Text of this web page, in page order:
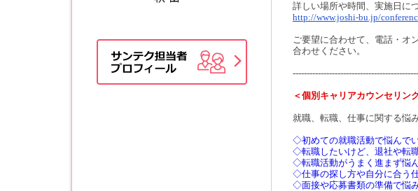
詳しい場所や時間、実施日に
http://www.joshi-bu.jp/
ご要望に合わせて、電話・オ
合わせください。
＜個別キャリアカウンセリン
就職、転職、仕事に関する悩み
◇初めての就職活動で悩んで
◇転職したいけど、退社や転
◇転職活動がうまく進まず悩
◇仕事の探し方や自分に合う
◇面接や応募書類の準備で悩